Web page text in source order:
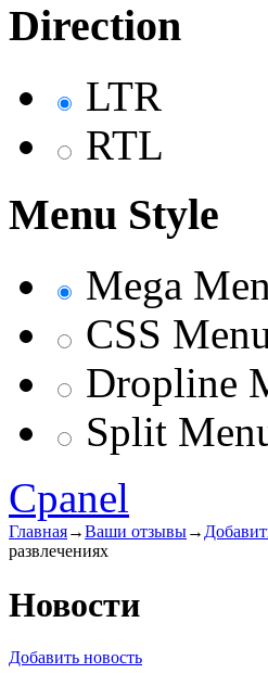
Direction
LTR
RTL
Menu Style
Mega
CSS
Dropline
Split
Cpanel
Главная→Ваши отзывы→
развлечениях
Новости
Добавить новость